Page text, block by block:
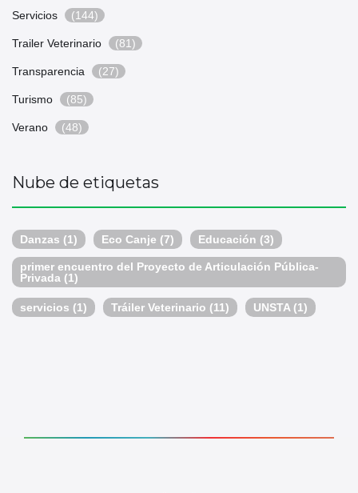
Servicios (144)
Trailer Veterinario (81)
Transparencia (27)
Turismo (85)
Verano (48)
Nube de etiquetas
Danzas (1) Eco Canje (7) Educación (3)
primer encuentro del Proyecto de Articulación Pública-
Privada (1)
servicios (1) Tráiler Veterinario (11) UNSTA (1)